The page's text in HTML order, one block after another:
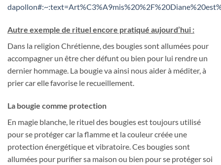
Autre exemple de rituel encore pratiqué aujourd’hui :
Dans la religion Chrétienne, des bougies sont allumées pour
accompagner un être cher défunt ou bien pour lui rendre un
dernier hommage. La bougie va ainsi nous aider à méditer, à
prier car elle favorise le recueillement.
La bougie comme protection
En magie blanche, le rituel des bougies est toujours utilisé
pour se protéger car la flamme et la couleur créée une
protection énergétique et vibratoire. Ces bougies sont
allumées pour purifier sa maison ou bien pour se protéger soi